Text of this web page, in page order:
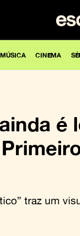
MÚSICA CINEMA
é
traz um